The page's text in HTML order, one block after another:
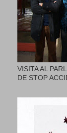
VISITA AL
DE STOP